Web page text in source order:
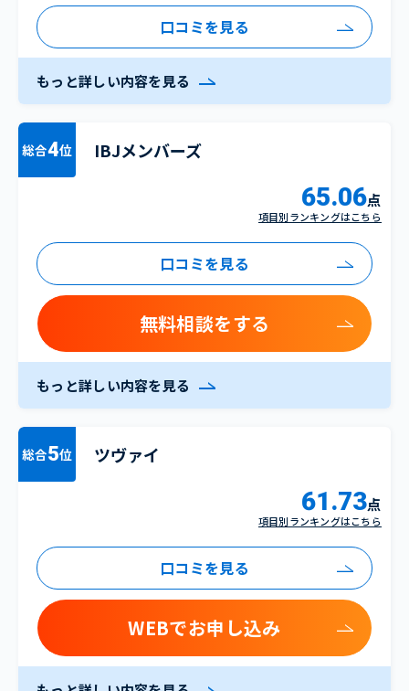
口コミを見る
もっと詳しい内容を見る
総合4位 IBJメンバーズ
65.06点
項目別ランキングはこちら
口コミを見る
無料相談をする
もっと詳しい内容を見る
総合5位 ツヴァイ
61.73点
項目別ランキングはこちら
口コミを見る
WEBでお申し込み